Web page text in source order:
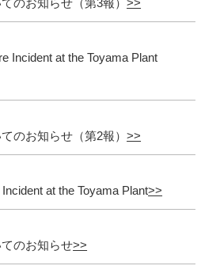
のお知らせ（第3報）
Incident at the Toyama Plant
のお知らせ（第2報）
at the Toyama Plant
のお知らせ